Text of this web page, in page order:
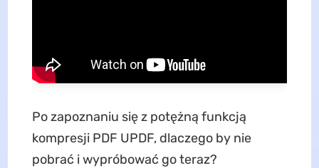
Po zapoznaniu się z potężną funkcją
kompresji PDF UPDF, dlaczego by nie
pobrać i wypróbować go teraz?